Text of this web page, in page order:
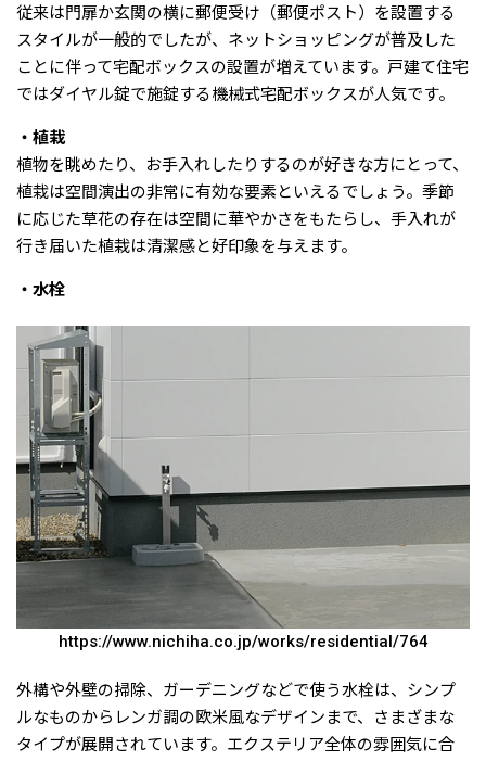
従来は門扉か玄関の横に郵便受け（郵便ポスト）を設置する
スタイルが一般的でしたが、ネットショッピングが普及した
ことに伴って宅配ボックスの設置が増えています。戸建て住宅
ではダイヤル錠で施錠する機械式宅配ボックスが人気です。
・植栽
植物を眺めたり、お手入れしたりするのが好きな方にとって、
植栽は空間演出の非常に有効な要素といえるでしょう。季節
に応じた草花の存在は空間に華やかさをもたらし、手入れが
行き届いた植栽は清潔感と好印象を与えます。
・水栓
https://www.nichiha.co.jp/works/residential/764
外構や外壁の掃除、ガーデニングなどで使う水栓は、シンプ
ルなものからレンガ調の欧米風なデザインまで、さまざまな
タイプが展開されています。エクステリア全体の雰囲気に合